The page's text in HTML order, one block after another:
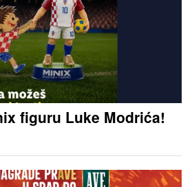
figuru Luke Modrića!